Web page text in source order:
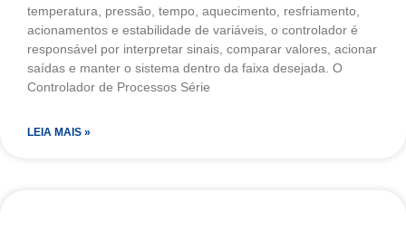
temperatura, pressão, tempo, aquecimento, resfriamento,
acionamentos e estabilidade de variáveis, o controlador é
responsável por interpretar sinais, comparar valores, acionar
saídas e manter o sistema dentro da faixa desejada. O
Controlador de Processos Série
LEIA MAIS »